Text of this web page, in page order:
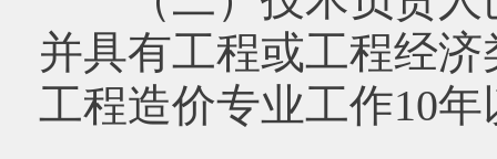
并具有工程或工程经
工程造价专业工作10年